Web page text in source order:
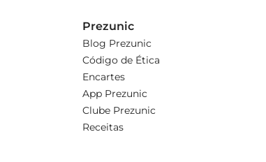
Prezunic
Blog Prezunic
Código de Ética
Encartes
App Prezunic
Clube Prezunic
Receitas